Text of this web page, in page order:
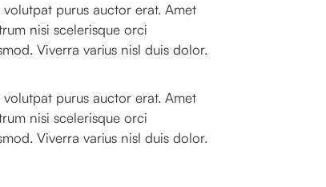
purus auctor erat. Amet
nisi scelerisque orci
Viverra varius nisl duis dolor.
purus auctor erat. Amet
nisi scelerisque orci
Viverra varius nisl duis dolor.